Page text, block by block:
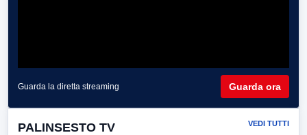
Guarda la diretta streaming Guarda ora
PALINSESTO TV VEDI TUTTI